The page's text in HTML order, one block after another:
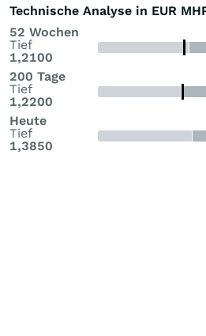
Technische Analyse in EUR
52 Wochen
Tief
1,2100
200 Tage
Tief
1,2200
Heute
Tief
1,3850